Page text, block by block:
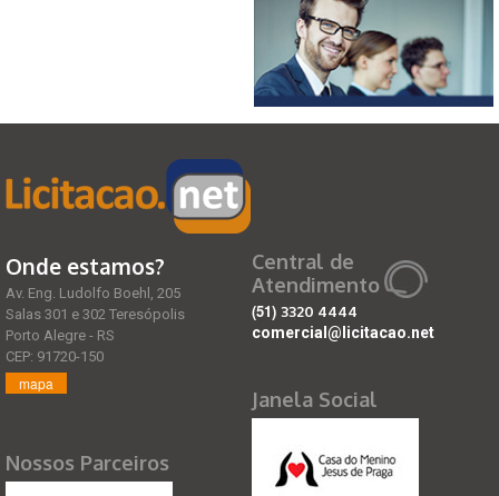
Onde estamos?
Av. Eng. Ludolfo Boehl, 205
Salas 301 e 302 Teresópolis
Porto Alegre - RS
CEP: 91720-150
mapa
Nossos Parceiros
Central de
Atendimento
(51) 3320 4444
comercial@licitacao.net
Janela Social